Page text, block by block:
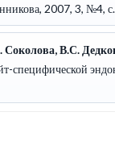
2007, 3, №4,
В.С.
специфической